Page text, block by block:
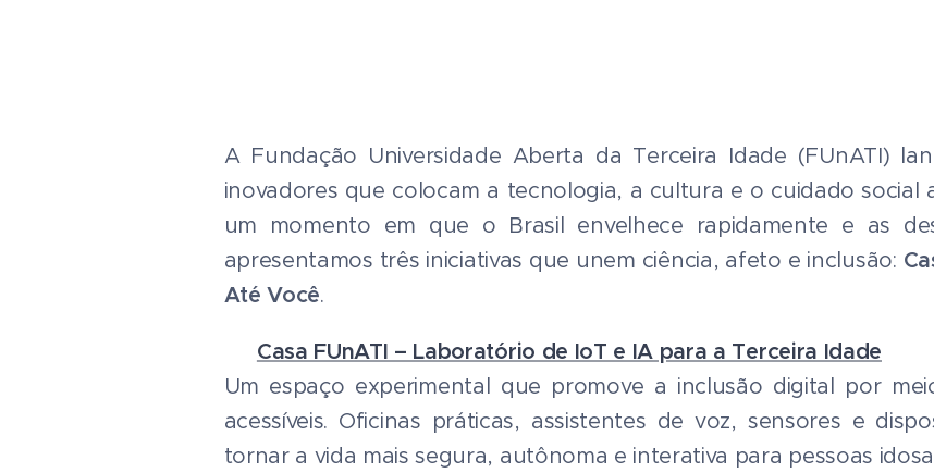
A Fundação Universidade Aberta da Terceira Idade (FUnATI)
inovadores que colocam a tecnologia, a cultura e o cuidado social
um momento em que o Brasil envelhece rapidamente e as
apresentamos três iniciativas que unem ciência, afeto e inclusão:
Até Você.
Casa FUnATI – Laboratório de IoT e IA para a Terceira Idade
Um espaço experimental que promove a inclusão digital por
acessíveis. Oficinas práticas, assistentes de voz, sensores e
tornar a vida mais segura, autônoma e interativa para pessoas